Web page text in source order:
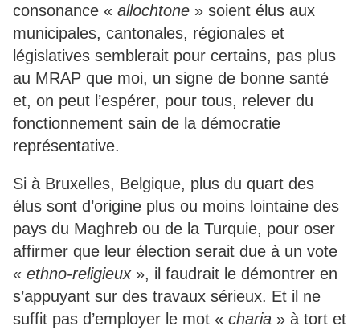
consonance « allochtone » soient élus aux
municipales, cantonales, régionales et
législatives semblerait pour certains, pas plus
au MRAP que moi, un signe de bonne santé
et, on peut l’espérer, pour tous, relever du
fonctionnement sain de la démocratie
représentative.
Si à Bruxelles, Belgique, plus du quart des
élus sont d’origine plus ou moins lointaine des
pays du Maghreb ou de la Turquie, pour oser
affirmer que leur élection serait due à un vote
« ethno-religieux», il faudrait le démontrer en
s’appuyant sur des travaux sérieux. Et il ne
suffit pas d’employer le mot « charia » à tort et